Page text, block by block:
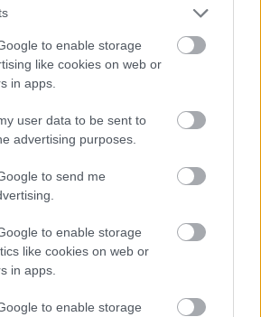
to enable storage
like cookies on web or
in apps.
user data to be sent to
advertising purposes.
to send me
to enable storage
like cookies on web or
in apps.
to enable storage
Rugby / Europress / Getty
még kép!